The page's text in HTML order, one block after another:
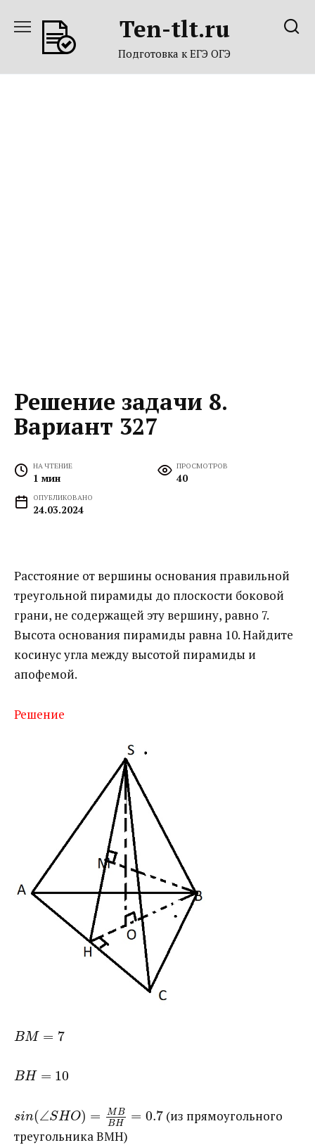
содержанию
Ten-tlt.ru
Подготовка к ЕГЭ ОГЭ
Решение задачи 8.
Вариант 327
НА ЧТЕНИЕ
1 мин
ПРОСМОТРОВ
40
ОПУБЛИКОВАНО
24.03.2024
Расстояние от вершины основания правильной
треугольной пирамиды до плоскости боковой
грани, не содержащей эту вершину, равно 7.
Высота основания пирамиды равна 10. Найдите
косинус угла между высотой пирамиды и
апофемой.
Решение
BM = 7
BH = 10
sin(∠SHO) = MB
BH = 0.7 ​ (из прямоугольного
треугольника BMH)